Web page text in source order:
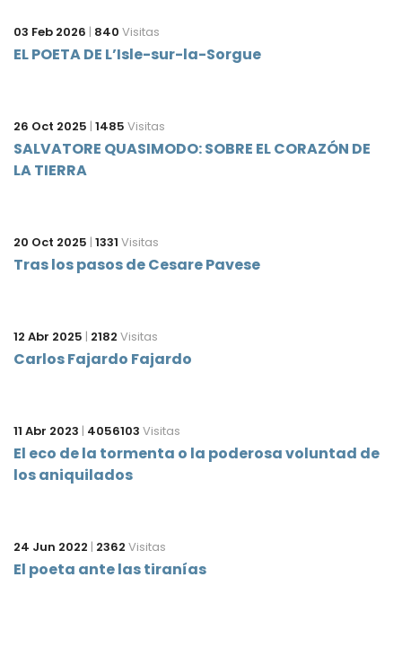
03 Feb 2026 | 840 Visitas
EL POETA DE L’Isle-sur-la-Sorgue
26 Oct 2025 | 1485 Visitas
SALVATORE QUASIMODO: SOBRE EL CORAZÓN DE
LA TIERRA
20 Oct 2025 | 1331 Visitas
Tras los pasos de Cesare Pavese
12 Abr 2025 | 2182 Visitas
Carlos Fajardo Fajardo
11 Abr 2023 | 4056103 Visitas
El eco de la tormenta o la poderosa voluntad de
los aniquilados
24 Jun 2022 | 2362 Visitas
El poeta ante las tiranías